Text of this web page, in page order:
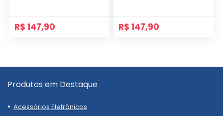
R$ 147,90 R$ 147,90
Produtos em Destaque
Acessórios Eletrônicos